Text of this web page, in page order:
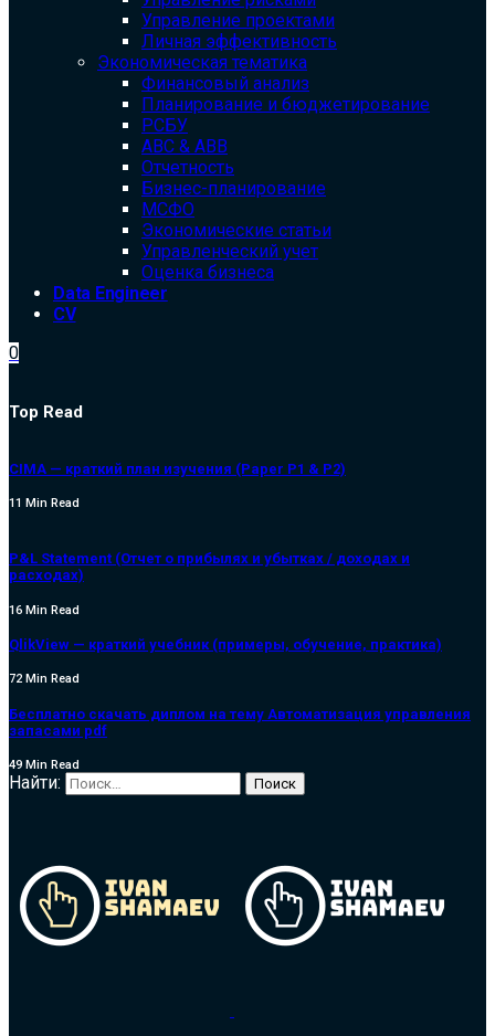
Управление проектами
Личная эффективность
Экономическая тематика
Финансовый анализ
Планирование и бюджетирование
РСБУ
ABC & ABB
Отчетность
Бизнес-планирование
МСФО
Экономические статьи
Управленческий учет
Оценка бизнеса
Data Engineer
CV
0
Top Read
CIMA — краткий план изучения (Paper P1 & P2)
11 Min Read
P&L Statement (Отчет о прибылях и убытках / доходах и
расходах)
16 Min Read
QlikView — краткий учебник (примеры, обучение, практика)
72 Min Read
Бесплатно скачать диплом на тему Автоматизация управления
запасами pdf
49 Min Read
Найти: